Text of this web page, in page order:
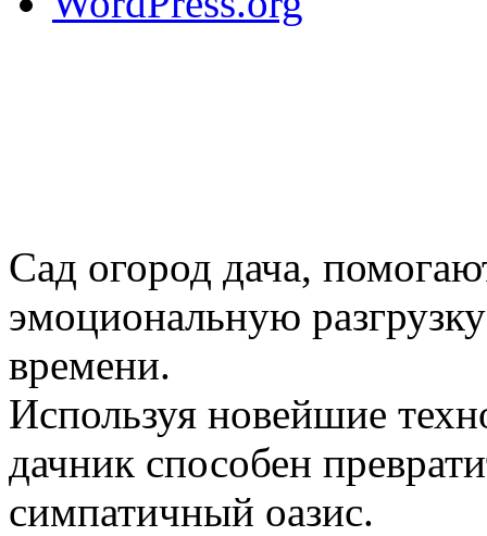
Сад огород дача,
эмоциональную
времени.
Используя новейшие
дачник способен
симпатичный оазис.